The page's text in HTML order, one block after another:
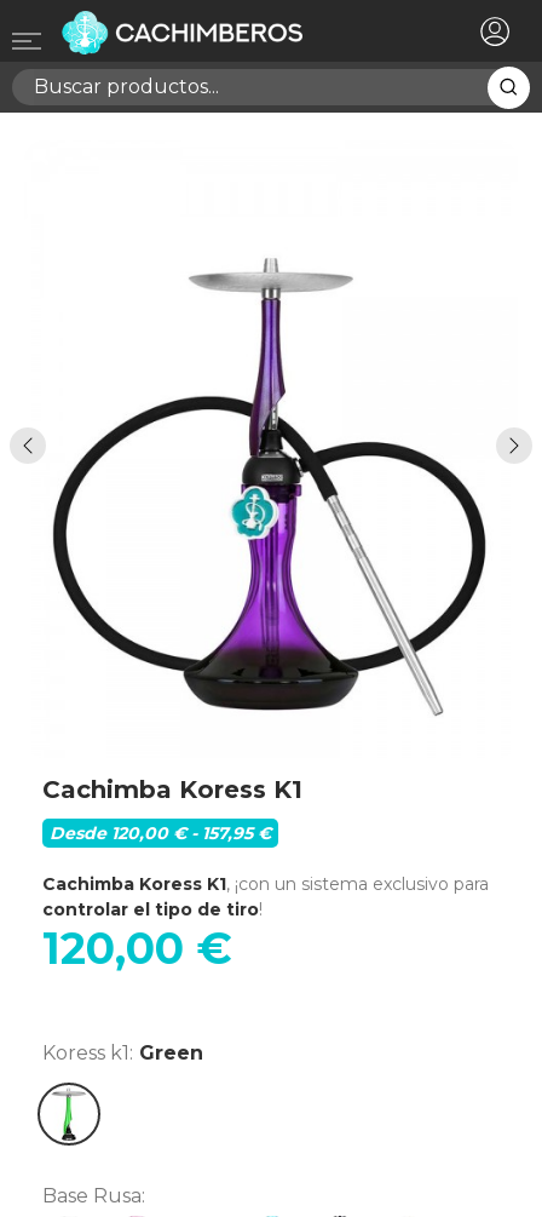
Cachimba Koress K1
Desde 120,00 € - 157,95 €
Cachimba Koress K1, ¡con un sistema exclusivo para
controlar el tipo de tiro!
120,00 €
Koress k1: Green
Green
Base Rusa:
Registrarse ×
Necesitas hacer login para guardar productos en tu